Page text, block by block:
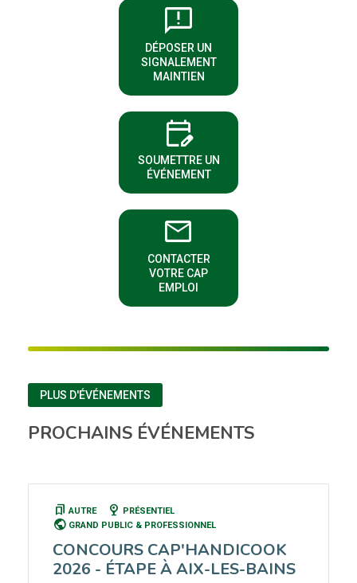
sms_failed
DÉPOSER UN
SIGNALEMENT
MAINTIEN
(NOUVELLE FENÊTRE)
edit_calendar
SOUMETTRE UN
ÉVÉNEMENT
(NOUVELLE FENÊTRE)
email
CONTACTER
VOTRE CAP
EMPLOI
(NOUVELLE FENÊTRE)
PROCHAINS ÉVÉNEMENTS
PLUS D'ÉVÉNEMENTS
bookmarks AUTRE nest_cam_indoor PRÉSENTIEL
public GRAND PUBLIC & PROFESSIONNEL
CONCOURS CAP'HANDICOOK
2026 - ÉTAPE À AIX-LES-BAINS